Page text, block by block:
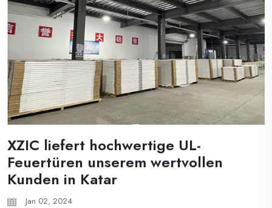
XZIC liefert hochwertige UL-
Feuertüren unserem wertvollen
Kunden in Katar
Jan 02, 2024